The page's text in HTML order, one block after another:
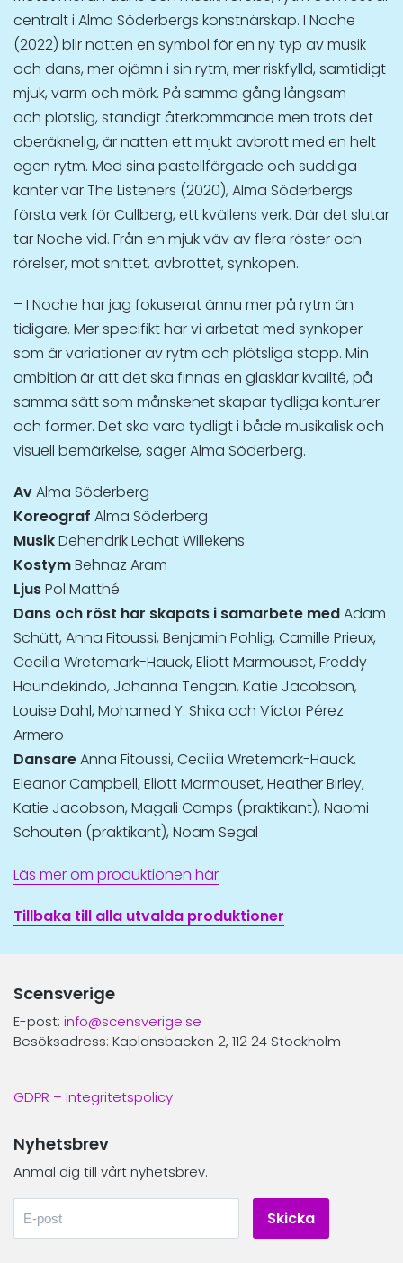
centralt i Alma Söderbergs konstnärskap. I Noche
(2022) blir natten en symbol för en ny typ av musik
och dans, mer ojämn i sin rytm, mer riskfylld, samtidigt
mjuk, varm och mörk. På samma gång långsam
och plötslig, ständigt återkommande men trots det
oberäknelig, är natten ett mjukt avbrott med en helt
egen rytm. Med sina pastellfärgade och suddiga
kanter var The Listeners (2020), Alma Söderbergs
första verk för Cullberg, ett kvällens verk. Där det slutar
tar Noche vid. Från en mjuk väv av flera röster och
rörelser, mot snittet, avbrottet, synkopen.
– I Noche har jag fokuserat ännu mer på rytm än
tidigare. Mer specifikt har vi arbetat med synkoper
som är variationer av rytm och plötsliga stopp. Min
ambition är att det ska finnas en glasklar kvailté, på
samma sätt som månskenet skapar tydliga konturer
och former. Det ska vara tydligt i både musikalisk och
visuell bemärkelse, säger Alma Söderberg.
AvAlma Söderberg
Koreograf Alma Söderberg
MusikDehendrik Lechat Willekens
KostymBehnaz Aram
LjusPol Matthé
Dans och röst har skapats i samarbete medAdam
Schütt, Anna Fitoussi, Benjamin Pohlig, Camille Prieux,
Cecilia Wretemark-Hauck, Eliott Marmouset, Freddy
Houndekindo, Johanna Tengan, Katie Jacobson,
Louise Dahl, Mohamed Y. Shika och Víctor Pérez
Armero
DansareAnna Fitoussi, Cecilia Wretemark-Hauck,
Eleanor Campbell, Eliott Marmouset, Heather Birley,
Katie Jacobson, Magali Camps (praktikant), Naomi
Schouten (praktikant), Noam Segal
Läs mer om produktionen här
Tillbaka till alla utvalda produktioner
Scensverige
E-post: info@scensverige.se
Besöksadress: Kaplansbacken 2, 112 24 Stockholm
GDPR – Integritetspolicy
Nyhetsbrev
Anmäl dig till vårt nyhetsbrev.